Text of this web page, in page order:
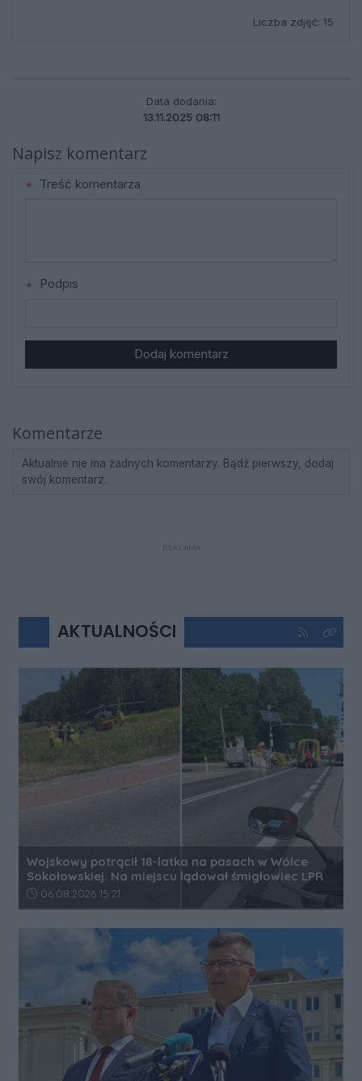
Liczba zdjęć: 15
Data dodania:
13.11.2025 08:11
Napisz komentarz
Treść komentarza
Podpis
Dodaj komentarz
Komentarze
Aktualnie nie ma żadnych komentarzy. Bądź pierwszy, dodaj
swój komentarz.
REKLAMA
AKTUALNOŚCI Kliknij aby
Kliknij
Wojskowy potrącił 18-latka na pasach w Wólce
Sokołowskiej. Na miejscu lądował śmigłowiec LPR
Data dodania artykułu:
06.08.2026 15:21